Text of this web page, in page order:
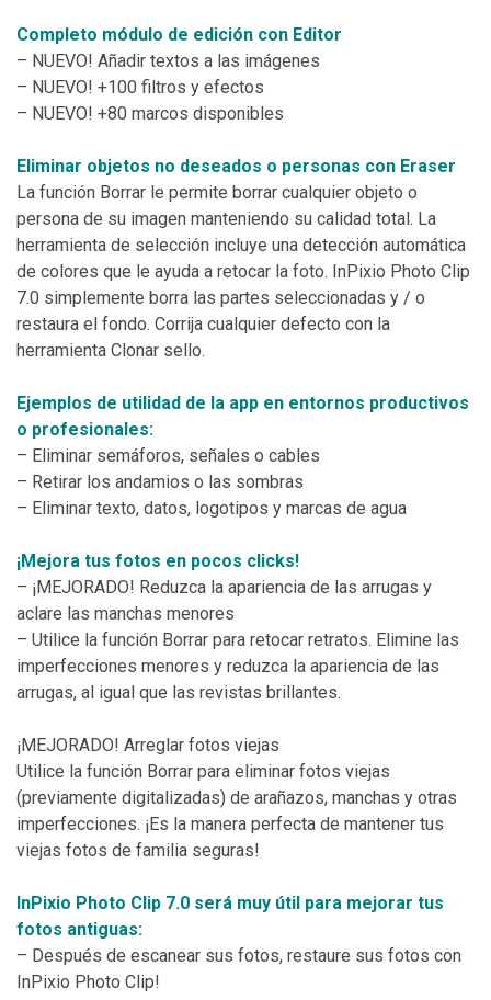
Completo módulo de edición con Editor
– NUEVO! Añadir textos a las imágenes
– NUEVO! +100 filtros y efectos
– NUEVO! +80 marcos disponibles
Eliminar objetos no deseados o personas con Eraser
La función Borrar le permite borrar cualquier objeto o
persona de su imagen manteniendo su calidad total. La
herramienta de selección incluye una detección automática
de colores que le ayuda a retocar la foto. InPixio Photo Clip
7.0 simplemente borra las partes seleccionadas y / o
restaura el fondo. Corrija cualquier defecto con la
herramienta Clonar sello.
Ejemplos de utilidad de la app en entornos productivos
o profesionales:
– Eliminar semáforos, señales o cables
– Retirar los andamios o las sombras
– Eliminar texto, datos, logotipos y marcas de agua
¡Mejora tus fotos en pocos clicks!
– ¡MEJORADO! Reduzca la apariencia de las arrugas y
aclare las manchas menores
– Utilice la función Borrar para retocar retratos. Elimine las
imperfecciones menores y reduzca la apariencia de las
arrugas, al igual que las revistas brillantes.
¡MEJORADO! Arreglar fotos viejas
Utilice la función Borrar para eliminar fotos viejas
(previamente digitalizadas) de arañazos, manchas y otras
imperfecciones. ¡Es la manera perfecta de mantener tus
viejas fotos de familia seguras!
InPixio Photo Clip 7.0 será muy útil para mejorar tus
fotos antiguas:
– Después de escanear sus fotos, restaure sus fotos con
InPixio Photo Clip!